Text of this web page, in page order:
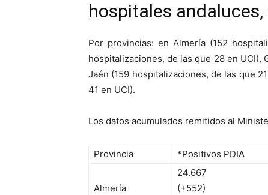
hospitales andaluces,
Por provincias: en Almería (152
hospitalizaciones, de las que 28 en UCI),
Jaén (159 hospitalizaciones, de las que
41 en UCI).
Los datos acumulados remitidos al
Provincia *Positivos PDIA
Almería
24.667
(+552)